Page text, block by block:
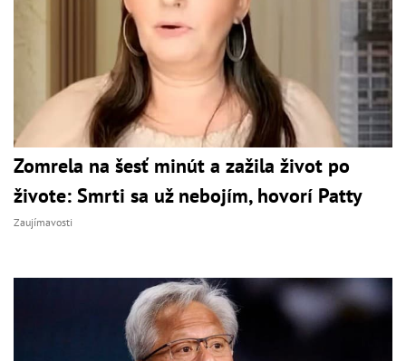
Zomrela na šesť minút a zažila život po
živote: Smrti sa už nebojím, hovorí Patty
Zaujímavosti